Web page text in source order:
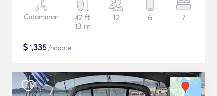
Catamaran
42 ft
13 m
12 6 7
$1,335 /noapte